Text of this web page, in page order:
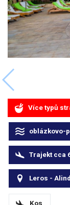
Více typů
oblázkovo-
Trajekt cca
Leros -
Kos